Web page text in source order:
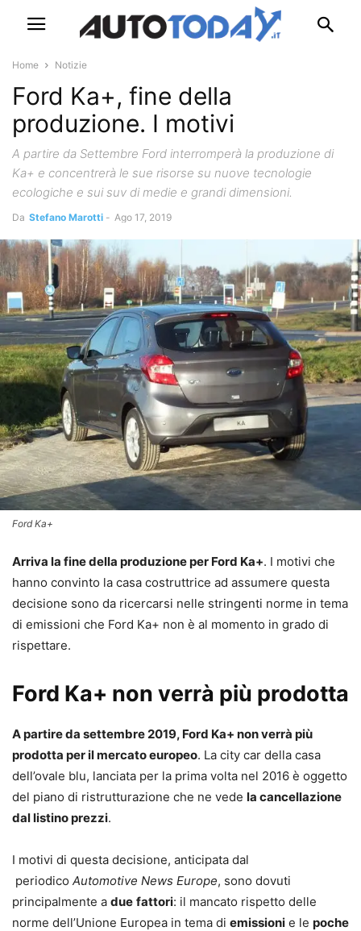
Home Notizie
Ford Ka+, fine della
produzione. I motivi
A partire da Settembre Ford interromperà la produzione di
Ka+ e concentrerà le sue risorse su nuove tecnologie
ecologiche e sui suv di medie e grandi dimensioni.
Da Stefano Marotti - Ago 17, 2019
Ford Ka+
Arriva la fine della produzione per Ford Ka+. I motivi che
hanno convinto la casa costruttrice ad assumere questa
decisione sono da ricercarsi nelle stringenti norme in tema
di emissioni che Ford Ka+ non è al momento in grado di
rispettare.
Ford Ka+ non verrà più prodotta
A partire da settembre 2019, Ford Ka+ non verrà più
prodotta per il mercato europeo. La city car della casa
dell’ovale blu, lanciata per la prima volta nel 2016 è oggetto
del piano di ristrutturazione che ne vede la cancellazione
dal listino prezzi.
I motivi di questa decisione, anticipata dal
periodico Automotive News Europe, sono dovuti
principalmente a due fattori: il mancato rispetto delle
norme dell’Unione Europea in tema di emissioni e le poche